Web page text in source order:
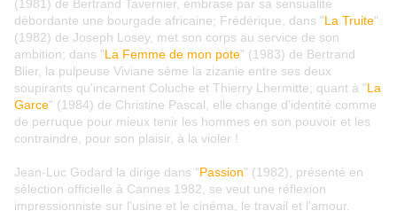
(1981) de Bertrand Tavernier, embrase par sa sensualité
débordante une bourgade africaine; Frédérique, dans "La Truite"
(1982) de Joseph Losey, met son corps au service de son
ambition; dans "La Femme de mon pote" (1983) de Bertrand
Blier, la pulpeuse Viviane sème la zizanie entre ses deux
soupirants qu'incarnent Coluche et Thierry Lhermitte; quant à "La
Garce" (1984) de Christine Pascal, elle change d'identité comme
de perruque pour mieux tenir les hommes en son pouvoir et les
contraindre, pour son plaisir, à la violer !
Jean-Luc Godard la dirige dans "Passion" (1982), présenté en
sélection officielle à Cannes 1982, se veut une réflexion
impressionniste sur l'usine et le cinéma, le travail et l'amour.